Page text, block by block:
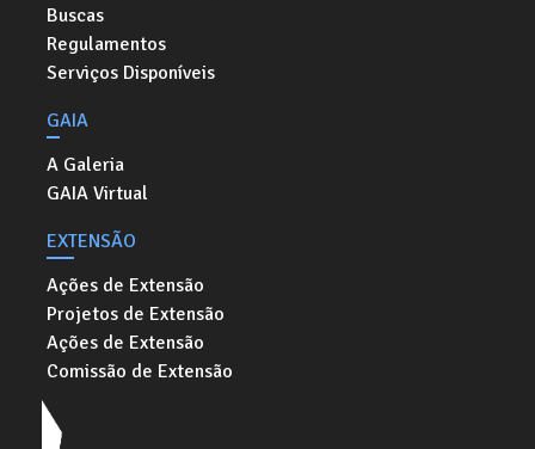
Buscas
Regulamentos
Serviços Disponíveis
GAIA
A Galeria
GAIA Virtual
EXTENSÃO
Ações de Extensão
Projetos de Extensão
Ações de Extensão
Comissão de Extensão